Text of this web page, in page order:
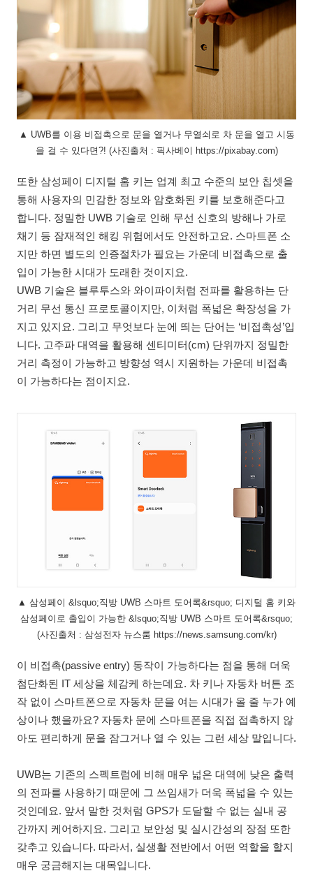
▲ UWB를 이용 비접촉으로 문을 열거나 무열쇠로 차 문을 열고 시동
을 걸 수 있다면?! (사진출처 : 픽사베이 https://pixabay.com)
또한 삼성페이 디지털 홈 키는 업계 최고 수준의 보안 칩셋을
통해 사용자의 민감한 정보와 암호화된 키를 보호해준다고
합니다. 정밀한 UWB 기술로 인해 무선 신호의 방해나 가로
채기 등 잠재적인 해킹 위험에서도 안전하고요. 스마트폰 소
지만 하면 별도의 인증절차가 필요는 가운데 비접촉으로 출
입이 가능한 시대가 도래한 것이지요.
UWB 기술은 블루투스와 와이파이처럼 전파를 활용하는 단
거리 무선 통신 프로토콜이지만, 이처럼 폭넓은 확장성을 가
지고 있지요. 그리고 무엇보다 눈에 띄는 단어는 ‘비접촉성’입
니다. 고주파 대역을 활용해 센티미터(cm) 단위까지 정밀한
거리 측정이 가능하고 방향성 역시 지원하는 가운데 비접촉
이 가능하다는 점이지요.
▲ 삼성페이 &lsquo;직방 UWB 스마트 도어록&rsquo; 디지털 홈 키와
삼성페이로 출입이 가능한 &lsquo;직방 UWB 스마트 도어록&rsquo;
(사진출처 : 삼성전자 뉴스룸 https://news.samsung.com/kr)
이 비접촉(passive entry) 동작이 가능하다는 점을 통해 더욱
첨단화된 IT 세상을 체감케 하는데요. 차 키나 자동차 버튼 조
작 없이 스마트폰으로 자동차 문을 여는 시대가 올 줄 누가 예
상이나 했을까요? 자동차 문에 스마트폰을 직접 접촉하지 않
아도 편리하게 문을 잠그거나 열 수 있는 그런 세상 말입니다.
UWB는 기존의 스펙트럼에 비해 매우 넓은 대역에 낮은 출력
의 전파를 사용하기 때문에 그 쓰임새가 더욱 폭넓을 수 있는
것인데요. 앞서 말한 것처럼 GPS가 도달할 수 없는 실내 공
간까지 케어하지요. 그리고 보안성 및 실시간성의 장점 또한
갖추고 있습니다. 따라서, 실생활 전반에서 어떤 역할을 할지
매우 궁금해지는 대목입니다.